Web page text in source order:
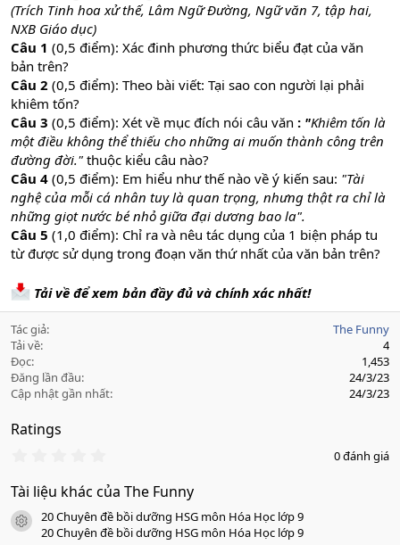
(Trích Tinh hoa xử thế, Lâm Ngữ Đường, Ngữ văn 7, tập hai,
NXB Giáo dục)
Câu 1 (0,5 điểm): Xác đinh phương thức biểu đạt của văn
bản trên?
Câu 2 (0,5 điểm): Theo bài viết: Tại sao con người lại phải
khiêm tốn?
Câu 3 (0,5 điểm): Xét về mục đích nói câu văn : "Khiêm tốn là
một điều không thể thiếu cho những ai muốn thành công trên
đường đời." thuộc kiểu câu nào?
Câu 4 (0,5 điểm): Em hiểu như thế nào về ý kiến sau: "Tài
nghệ của mỗi cá nhân tuy là quan trọng, nhưng thật ra chỉ là
những giọt nước bé nhỏ giữa đại dương bao la".
Câu 5 (1,0 điểm): Chỉ ra và nêu tác dụng của 1 biện pháp tu
từ được sử dụng trong đoạn văn thứ nhất của văn bản trên?
Tải về để xem bản đầy đủ và chính xác nhất!
Tác giả
The Funny
Tải về
4
Đọc
1,453
Đăng lần đầu
24/3/23
Cập nhật gần nhất
24/3/23
Ratings
0
0
s
a
o
0 đánh giá
Tài liệu khác của The Funny
icon tài liệu
20 Chuyên đề bồi dưỡng HSG môn Hóa Học lớp 9
20 Chuyên đề bồi dưỡng HSG môn Hóa Học lớp 9